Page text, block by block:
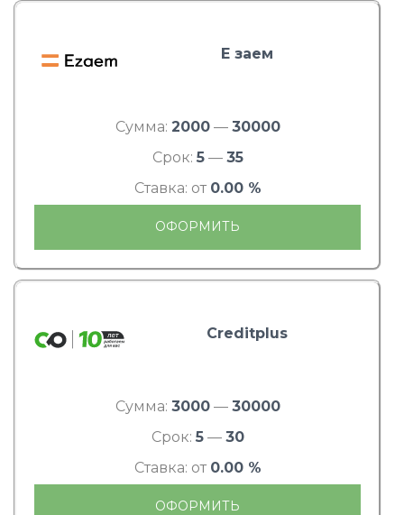
Е заем
Сумма: 2000— 30000
Срок: 5— 35
Ставка: от 0.00 %
ОФОРМИТЬ
Creditplus
Сумма: 3000— 30000
Срок: 5— 30
Ставка: от 0.00 %
ОФОРМИТЬ